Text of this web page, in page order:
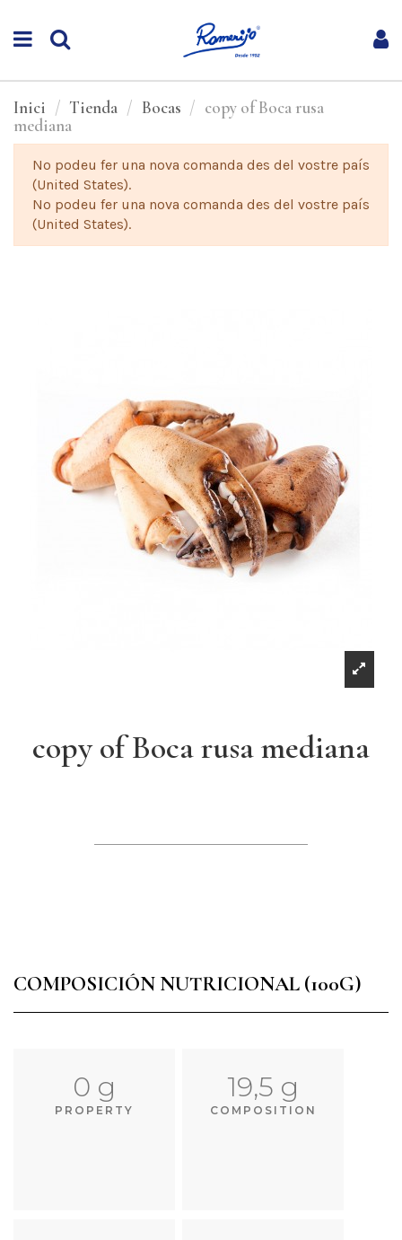
Inici Tienda Bocas
copy of Boca rusa
mediana
No podeu fer una nova comanda des del vostre país
(United States).
No podeu fer una nova comanda des del vostre país
(United States).
copy of Boca rusa mediana
COMPOSICIÓN NUTRICIONAL (100G)
0 g
PROPERTY
19,5 g
COMPOSITION